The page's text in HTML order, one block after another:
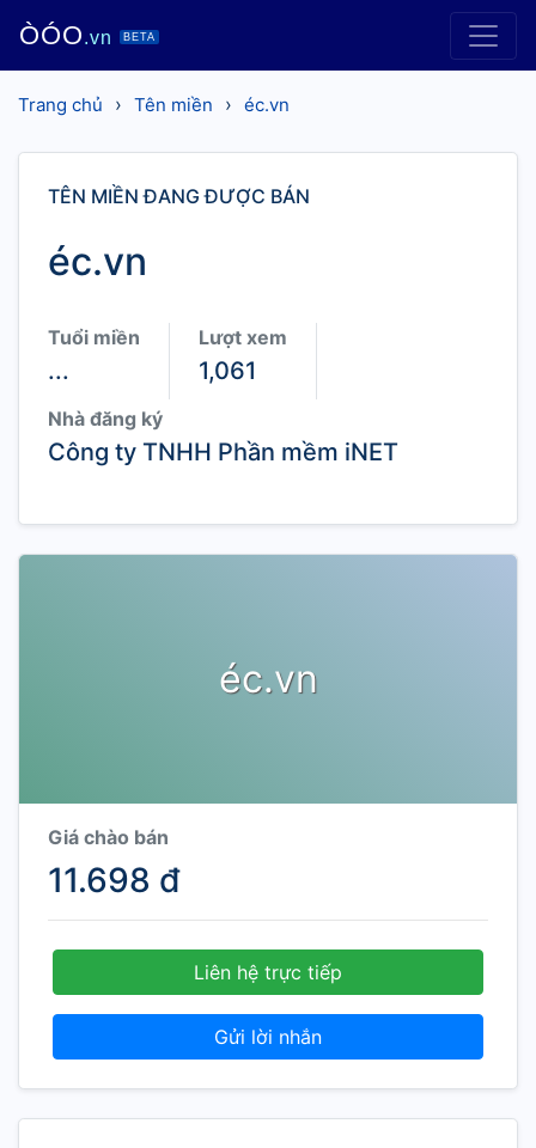
ÒÓO.vn BETA
Trang chủ › Tên miền › éc.vn
TÊN MIỀN ĐANG ĐƯỢC BÁN
éc.vn
Tuổi miền
...
Lượt xem
1,061
Nhà đăng ký
Công ty TNHH Phần mềm iNET
éc.vn
Giá chào bán
11.698 đ
Liên hệ trực tiếp
Gửi lời nhắn